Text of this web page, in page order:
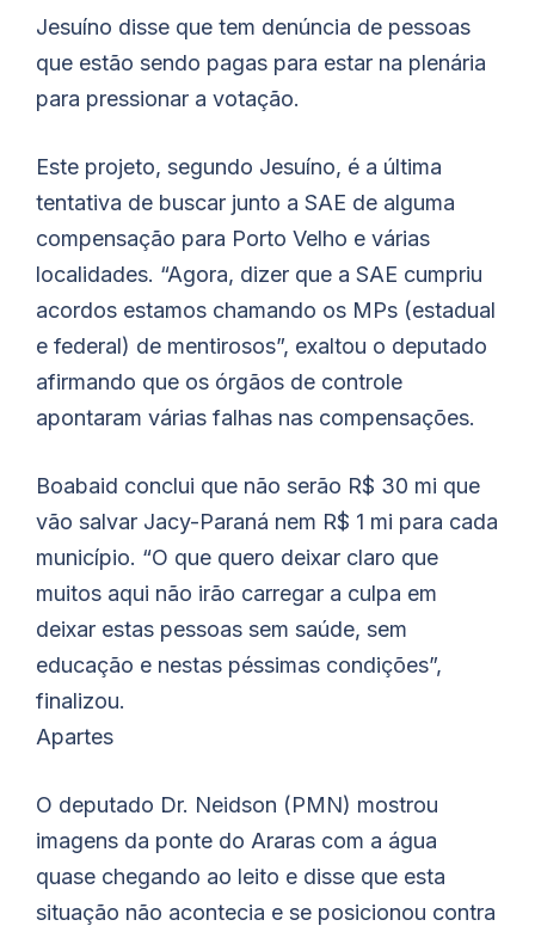
Jesuíno disse que tem denúncia de pessoas
que estão sendo pagas para estar na plenária
para pressionar a votação.
Este projeto, segundo Jesuíno, é a última
tentativa de buscar junto a SAE de alguma
compensação para Porto Velho e várias
localidades. “Agora, dizer que a SAE cumpriu
acordos estamos chamando os MPs (estadual
e federal) de mentirosos”, exaltou o deputado
afirmando que os órgãos de controle
apontaram várias falhas nas compensações.
Boabaid conclui que não serão R$ 30 mi que
vão salvar Jacy-Paraná nem R$ 1 mi para cada
município. “O que quero deixar claro que
muitos aqui não irão carregar a culpa em
deixar estas pessoas sem saúde, sem
educação e nestas péssimas condições”,
finalizou.
Apartes
O deputado Dr. Neidson (PMN) mostrou
imagens da ponte do Araras com a água
quase chegando ao leito e disse que esta
situação não acontecia e se posicionou contra